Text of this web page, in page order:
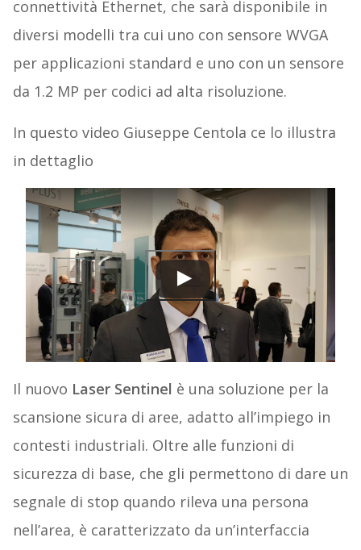
connettività Ethernet, che sarà disponibile in
diversi modelli tra cui uno con sensore WVGA
per applicazioni standard e uno con un sensore
da 1.2 MP per codici ad alta risoluzione.
In questo video Giuseppe Centola ce lo illustra
in dettaglio
Il nuovo Laser Sentinel è una soluzione per la
scansione sicura di aree, adatto all’impiego in
contesti industriali. Oltre alle funzioni di
sicurezza di base, che gli permettono di dare un
segnale di stop quando rileva una persona
nell’area, è caratterizzato da un’interfaccia